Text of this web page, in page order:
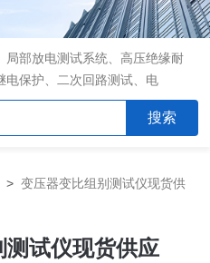
局部放电测试系统、高压绝缘耐
电保护、二次回路测试、电
>变压器变比组别测试仪现货供
试仪现货供应